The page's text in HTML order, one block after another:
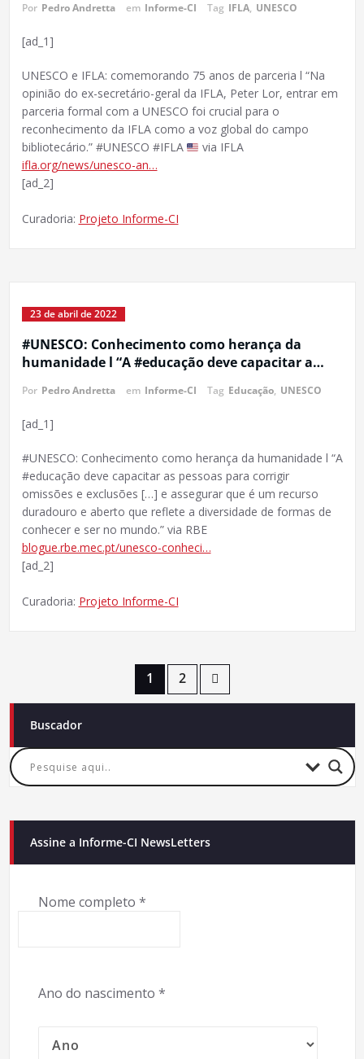
Por Pedro Andretta em Informe-CI Tag IFLA, UNESCO
[ad_1]
UNESCO e IFLA: comemorando 75 anos de parceria l “Na
opinião do ex-secretário-geral da IFLA, Peter Lor, entrar em
parceria formal com a UNESCO foi crucial para o
reconhecimento da IFLA como a voz global do campo
bibliotecário.” #UNESCO #IFLA
via IFLA
ifla.org/news/unesco-an…
[ad_2]
Curadoria: Projeto Informe-CI
23 de abril de 2022
#UNESCO: Conhecimento como herança da
humanidade l “A #educação deve capacitar a…
Por Pedro Andretta em Informe-CI Tag Educação, UNESCO
[ad_1]
#UNESCO: Conhecimento como herança da humanidade l “A
#educação deve capacitar as pessoas para corrigir
omissões e exclusões […] e assegurar que é um recurso
duradouro e aberto que reflete a diversidade de formas de
conhecer e ser no mundo.” via RBE
blogue.rbe.mec.pt/unesco-conheci…
[ad_2]
Curadoria: Projeto Informe-CI
de
posts
1 2
Buscador
Assine a Informe-CI NewsLetters
Nome completo *
Ano do nascimento *